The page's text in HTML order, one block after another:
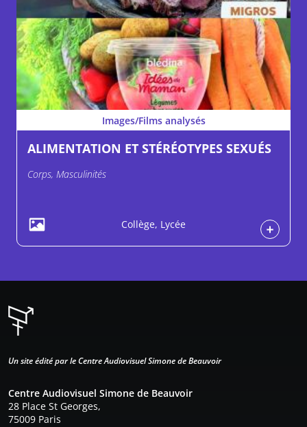
Images/Films analysés
ALIMENTATION ET STÉRÉOTYPES SEXUÉS
Corps, Masculinités
Collège, Lycée
Un site édité par le Centre Audiovisuel Simone de Beauvoir
Centre Audiovisuel Simone de Beauvoir
28 Place St Georges,
75009 Paris